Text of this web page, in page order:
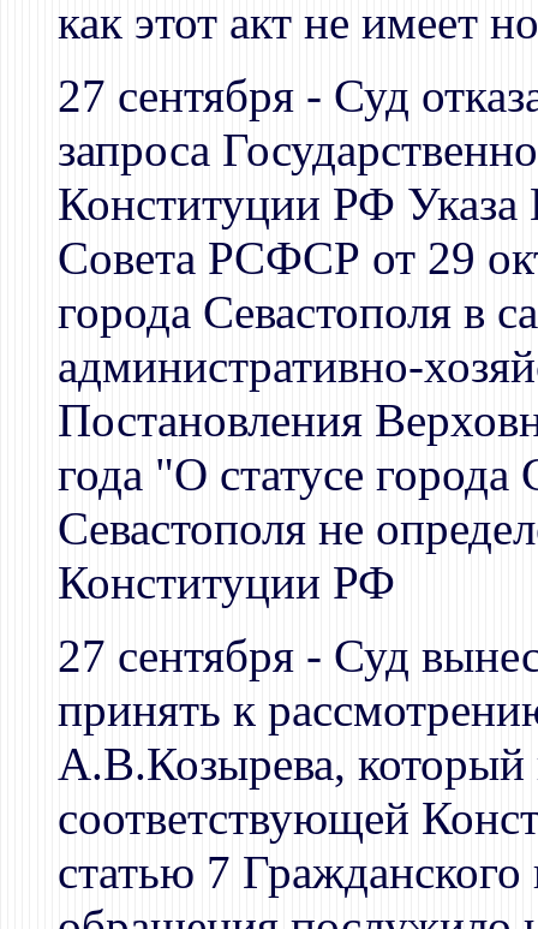
как этот акт не имеет
27 сентября - Суд
запроса
Конституции РФ Указа
Совета РСФСР от 29
города Севастополя в
административно-
Постановления
года "О статусе города
Севастополя не
Конституции РФ
27 сентября - Суд
принять к
А.В.Козырева, который
соответствующей
статью 7